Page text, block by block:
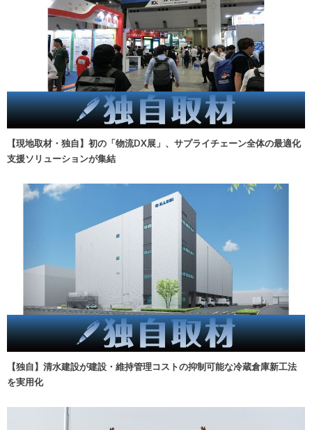
【現地取材・独自】初の「物流DX展」、サプライチェーン全体の最適化
支援ソリューションが集結
【独自】清水建設が建設・維持管理コストの抑制可能な冷蔵倉庫新工法
を実用化